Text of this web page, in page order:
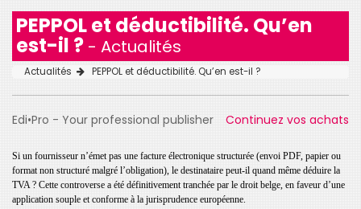
PEPPOL et déductibilité. Qu’en
est-il ? - Actualités
Actualités PEPPOL et déductibilité. Qu’en est-il ?
Edi•Pro - Your professional publisher Continuez vos achats
Si un fournisseur n’émet pas une facture électronique structurée (envoi PDF, papier ou
format non structuré malgré l’obligation), le destinataire peut-il quand même déduire la
TVA ? Cette controverse a été définitivement tranchée par le droit belge, en faveur d’une
application souple et conforme à la jurisprudence européenne.